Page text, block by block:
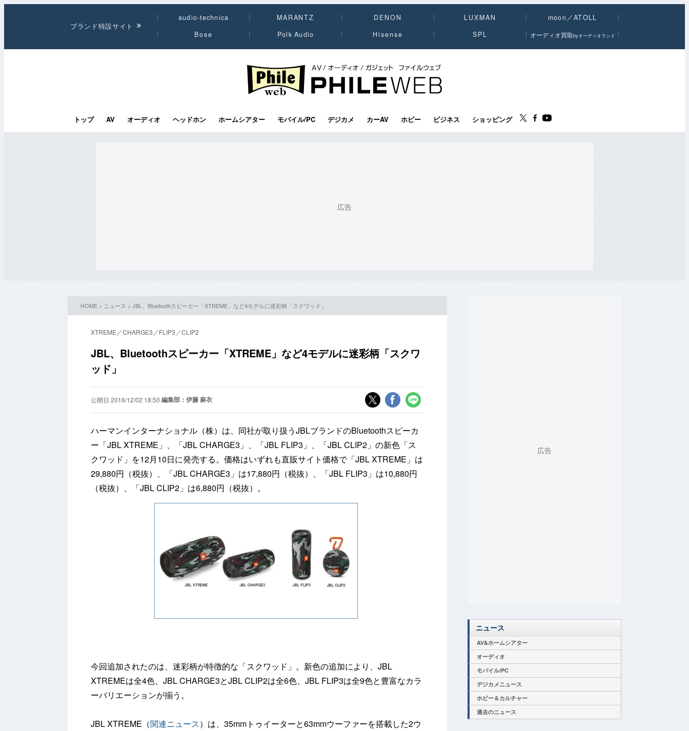
ブランド特設サイト
audio-technica MARANTZ DENON LUXMAN
moon／ATOLL
Bose
Polk Audio Hisense SPL オーディオ買取byオーディオランド
PHILE WEB｜AV/オーディオ/ガジェット
トップ AV オーディオ ヘッドホン ホームシアター モバイル/PC デジカメ カーAV ホビー ビジネス ショッピング
HOME > ニュース > JBL、Bluetoothスピーカー「XTREME」など4モデルに迷彩柄「スクワッド」
XTREME／CHARGE3／FLIP3／CLIP2
JBL、Bluetoothスピーカー「XTREME」など4モデルに迷彩柄「スクワ
ッド」
公開日 2016/12/02 18:50 編集部：伊藤 麻衣
ハーマンインターナショナル（株）は、同社が取り扱うJBLブランドのBluetoothスピーカ
ー「JBL XTREME」、「JBL CHARGE3」、「JBL FLIP3」、「JBL CLIP2」の新色「ス
クワッド」を12月10日に発売する。価格はいずれも直販サイト価格で「JBL XTREME」は
29,880円（税抜）、「JBL CHARGE3」は17,880円（税抜）、「JBL FLIP3」は10,880円
（税抜）、「JBL CLIP2」は6,880円（税抜）。
今回追加されたのは、迷彩柄が特徴的な「スクワッド」。新色の追加により、JBL
XTREMEは全4色、JBL CHARGE3とJBL CLIP2は全6色、JBL FLIP3は全9色と豊富なカラ
ーバリエーションが揃う。
JBL XTREME（関連ニュース）は、35mmトゥイーターと63mmウーファーを搭載した2ウ
ニュース
AV&ホームシアター
オーディオ
モバイル/PC
デジカメニュース
ホビー＆カルチャー
過去のニュース